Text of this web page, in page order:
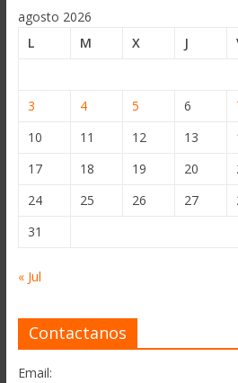
agosto 2026
L
M X J
3
4 5 6
10
11 12 13
17
18 19 20
24
25 26 27
31
« Jul
Contactanos
Email: